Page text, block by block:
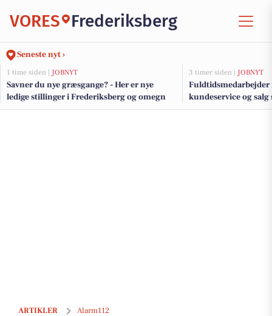
VORES Frederiksberg
Seneste nyt ›
1 time siden | JOBNYT
Savner du nye græsgange? - Her er nye
ledige stillinger i Frederiksberg og omegn
3 timer siden | JOBNYT
Fuldtidsmedarbejder
kundeservice og
på Frederiksberg
ARTIKLER Alarm112
Hovedstadens Beredskab: Der er udløst en brandalarm i en bygning